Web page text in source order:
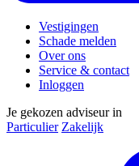
Vestigingen
Schade melden
Over ons
Service & contact
Inloggen
Je gekozen adviseur in
Particulier Zakelijk